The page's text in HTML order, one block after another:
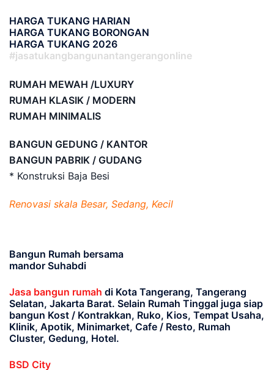
HARGA TUKANG HARIAN
HARGA TUKANG BORONGAN
HARGA TUKANG 2026
#jasatukangbangunantangerangonline
RUMAH MEWAH /LUXURY
RUMAH KLASIK / MODERN
RUMAH MINIMALIS
BANGUN GEDUNG / KANTOR
BANGUN PABRIK / GUDANG
* Konstruksi Baja Besi
Renovasi skala Besar, Sedang, Kecil
Bangun Rumah bersama
mandor Suhabdi
Jasa bangun rumah di Kota Tangerang, Tangerang
Selatan, Jakarta Barat. Selain Rumah Tinggal juga siap
bangun Kost / Kontrakkan, Ruko, Kios, Tempat Usaha,
Klinik, Apotik, Minimarket, Cafe / Resto, Rumah
Cluster, Gedung, Hotel.
BSD City